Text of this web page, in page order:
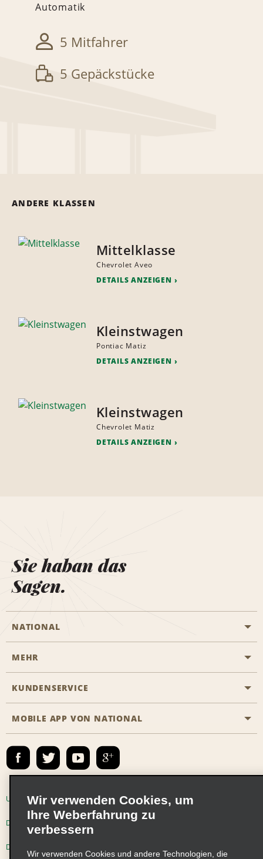
Automatik
5 Mitfahrer
5 Gepäckstücke
ANDERE KLASSEN
Mittelklasse
Chevrolet Aveo
DETAILS ANZEIGEN
Kleinstwagen
Pontiac Matiz
DETAILS ANZEIGEN
Kleinstwagen
Chevrolet Matiz
DETAILS ANZEIGEN
Sie haban das
Sagen.
NATIONAL
Eine Reservierung vornehmen
Das Business Rental Programm
Emerald Club Anmelden
MEHR
Karriere
KUNDENSERVICE
Barrierefreiheit
Kontakt
E-Mail anmelden
MOBILE APP VON NATIONAL
Unternehmensinformationen Nutzungsbedingungen
Datenschutzrichtlinie Cookie-Richtlinie
Datenschutzoptionen
Wir verwenden Cookies, um
Ihre Weberfahrung zu
verbessern
Wir verwenden Cookies und andere Technologien, die